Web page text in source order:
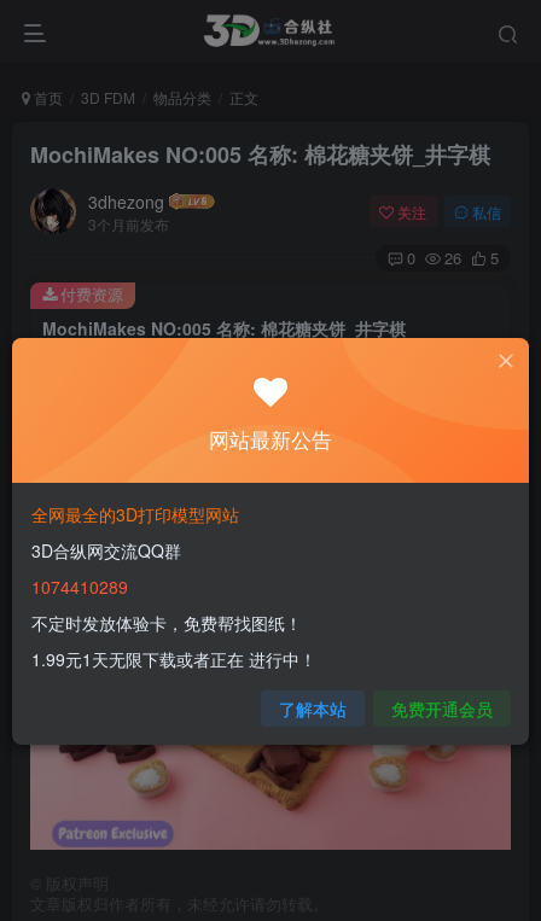
首页 3D FDM 物品分类 正文
MochiMakes NO:005 名称: 棉花糖夹饼_井字棋
3dhezong
3个月前发布
关注 私信
0 26 5
MochiMakes NO:005 名称: 棉花糖夹饼_井字棋
100
免费
付费资源
版权声明
文章版权归作者所有，未经允许请勿转载。
网站最新公告
全网最全的3D打印模型网站
3D合纵网交流QQ群
1074410289
不定时发放体验卡，免费帮找图纸！
1.99元1天无限下载或者正在 进行中！
了解本站 免费开通会员